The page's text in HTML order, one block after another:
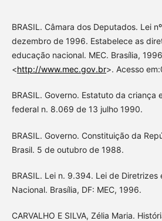
BRASIL. Câmara dos Deputados. Lei
dezembro de 1996. Estabelece as
educação nacional. MEC. Brasília,
<http://www.mec.gov.br>. Acesso
BRASIL. Governo. Estatuto da criança
federal n. 8.069 de 13 julho 1990.
BRASIL. Governo. Constituição da
Brasil. 5 de outubro de 1988.
BRASIL. Lei n. 9.394. Lei de Diretrizes
Nacional. Brasília, DF: MEC, 1996.
CARVALHO E SILVA, Zélia Maria.